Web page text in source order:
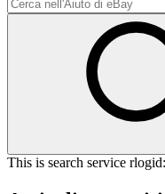
This is search service rlogid: